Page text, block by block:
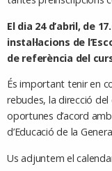
El dia 24 d’abril, de
instal·lacions de
de referència del
És important tenir en
rebudes, la direcció
oportunes d’acord
d’Educació de la
Us adjuntem el